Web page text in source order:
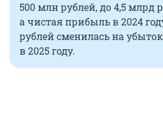
500 млн рублей, до 4,5 млрд
а чистая прибыль в 2024
рублей сменилась на
в 2025 году.